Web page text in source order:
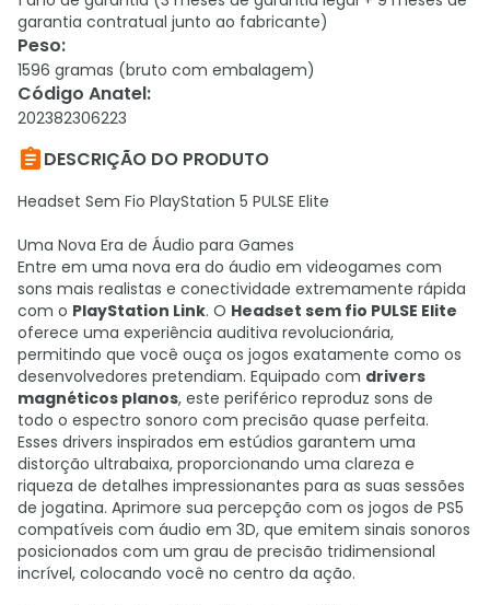
garantia contratual junto ao fabricante)
Peso:
1596 gramas (bruto com embalagem)
Código Anatel:
202382306223
DESCRIÇÃO DO PRODUTO
Headset Sem Fio PlayStation 5 PULSE Elite
Uma Nova Era de Áudio para Games
Entre em uma nova era do áudio em videogames com
sons mais realistas e conectividade extremamente rápida
com o PlayStation Link. O Headset sem fio PULSE Elite
oferece uma experiência auditiva revolucionária,
permitindo que você ouça os jogos exatamente como os
desenvolvedores pretendiam. Equipado com drivers
magnéticos planos, este periférico reproduz sons de
todo o espectro sonoro com precisão quase perfeita.
Esses drivers inspirados em estúdios garantem uma
distorção ultrabaixa, proporcionando uma clareza e
riqueza de detalhes impressionantes para as suas sessões
de jogatina. Aprimore sua percepção com os jogos de PS5
compatíveis com áudio em 3D, que emitem sinais sonoros
posicionados com um grau de precisão tridimensional
incrível, colocando você no centro da ação.